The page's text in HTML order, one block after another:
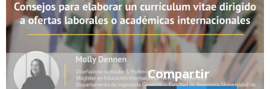
Compartir